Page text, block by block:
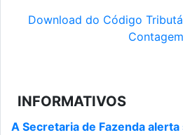
Download do Código
INFORMATIVOS
A Secretaria de Fazenda alerta